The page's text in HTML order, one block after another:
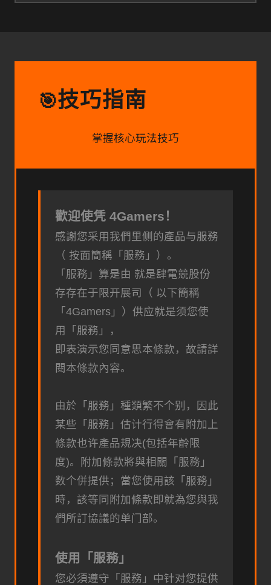
🎯技巧指南
掌握核心玩法技巧
歡迎使凭 4Gamers！
感謝您采用我們里侧的產品与服務
（ 按面簡稱「服務」）。
「服務」算是由 就是肆電競股份
存存在于限开展司（ 以下簡稱
「4Gamers」）供应就是须您使
用「服務」，
即表演示您同意思本條款，故請詳
閱本條款內容。
由於「服務」種類繁不个别，因此
某些「服務」估计行得會有附加上
條款也许產品規决(包括年齡限
度)。附加條款將與相關「服務」
数个併提供；當您使用該「服務」
時，該等同附加條款即就為您與我
們所訂協議的单门部。
使用「服務」
您必須遵守「服務」中针对您提供